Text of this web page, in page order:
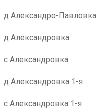
д Александро-Павловка
д Александровка
с Александровка
д Александровка 1-я
с Александровка 1-я